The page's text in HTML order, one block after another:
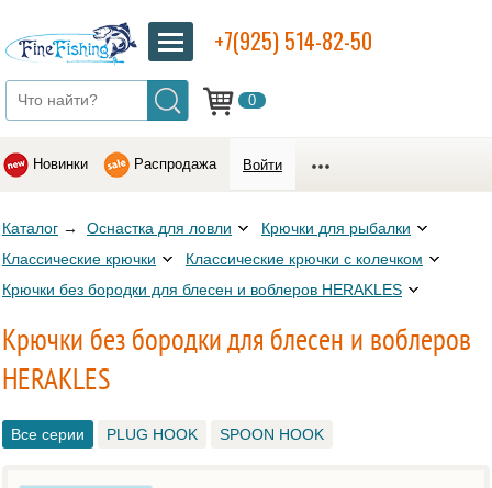
0
+7(925) 514-82-50
Новинки Распродажа Войти
Каталог → Оснастка для ловли
Крючки для рыбалки
Классические крючки
Классические крючки с колечком
Крючки без бородки для блесен и воблеров HERAKLES
Крючки без бородки для блесен и воблеров
HERAKLES
Все серии PLUG HOOK SPOON HOOK